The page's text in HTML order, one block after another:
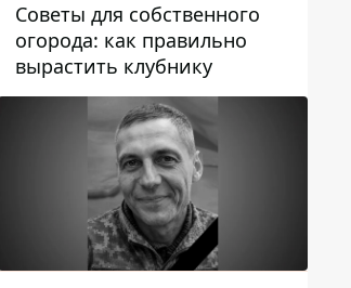
Советы для собственного
огорода: как правильно
вырастить клубнику